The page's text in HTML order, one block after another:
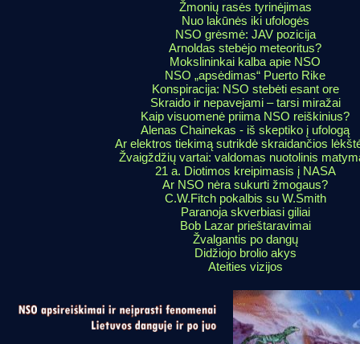
Žmonių rasės tyrinėjimas
Nuo lakūnės iki ufologės
NSO grėsmė: JAV pozicija
Arnoldas stebėjo meteoritus?
Mokslininkai kalba apie NSO
NSO „apsėdimas“ Puerto Rike
Konspiracija: NSO stebėti esant ore
Skraido ir nepavejami – tarsi miražai
Kaip visuomenė priima NSO reiškinius?
Alenas Chainekas - iš skeptiko į ufologą
Ar elektros tiekimą sutrikdė skraidančios
Žvaigždžių vartai: valdomas nuotolinis
21 a. Diotimos kreipimasis į NASA
Ar NSO nėra sukurti žmogaus?
C.W.Fitch pokalbis su W.Smith
Paranoja skverbiasi giliai
Bob Lazar prieštaravimai
Žvalgantis po dangų
Didžiojo brolio akys
Ateities vizijos